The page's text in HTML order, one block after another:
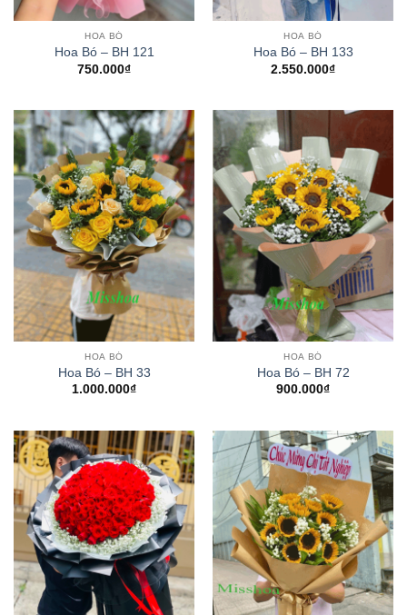
HOA BÓ
Hoa Bó – BH 121
750.000₫
HOA BÓ
Hoa Bó – BH 133
2.550.000₫
HOA BÓ
Hoa Bó – BH 33
1.000.000₫
HOA BÓ
Hoa Bó – BH 72
900.000₫